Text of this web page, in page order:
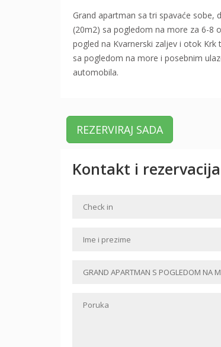
Grand apartman sa tri spavaće
(20m2) sa pogledom na more za 6-8
pogled na Kvarnerski zaljev i otok
sa pogledom na more i posebnim
automobila.
REZERVIRAJ SADA
Kontakt i rezervacija